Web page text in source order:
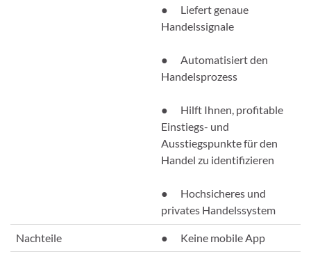
● Liefert genaue
Handelssignale
● Automatisiert den
Handelsprozess
● Hilft Ihnen, profitable
Einstiegs- und
Ausstiegspunkte für den
Handel zu identifizieren
● Hochsicheres und
privates Handelssystem
Nachteile ● Keine mobile App